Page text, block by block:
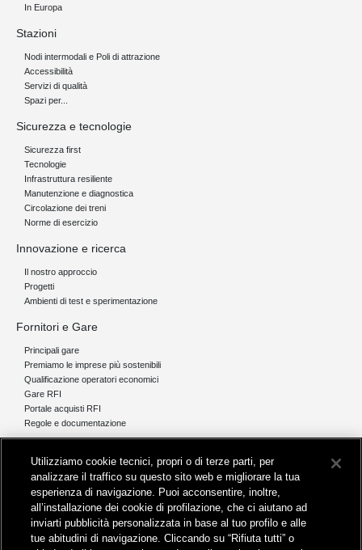
In Europa
Stazioni
Nodi intermodali e Poli di attrazione
Accessibilità
Servizi di qualità
Spazi per...
Sicurezza e tecnologie
Sicurezza first
Tecnologie
Infrastruttura resiliente
Manutenzione e diagnostica
Circolazione dei treni
Norme di esercizio
Innovazione e ricerca
Il nostro approccio
Progetti
Ambienti di test e sperimentazione
Fornitori e Gare
Principali gare
Premiamo le imprese più sostenibili
Qualificazione operatori economici
Gare RFI
Portale acquisti RFI
Regole e documentazione
Comunicati stampa e news
Novità on line
Infomobilità
Feed - RSS
Utilizziamo cookie tecnici, propri o di terze parti, per
analizzare il traffico su questo sito web e migliorare la tua
esperienza di navigazione. Puoi acconsentire, inoltre,
all’installazione dei cookie di profilazione, che ci aiutano ad
inviarti pubblicità personalizzata in base al tuo profilo e alle
tue abitudini di navigazione. Cliccando su “Rifiuta tutti” o